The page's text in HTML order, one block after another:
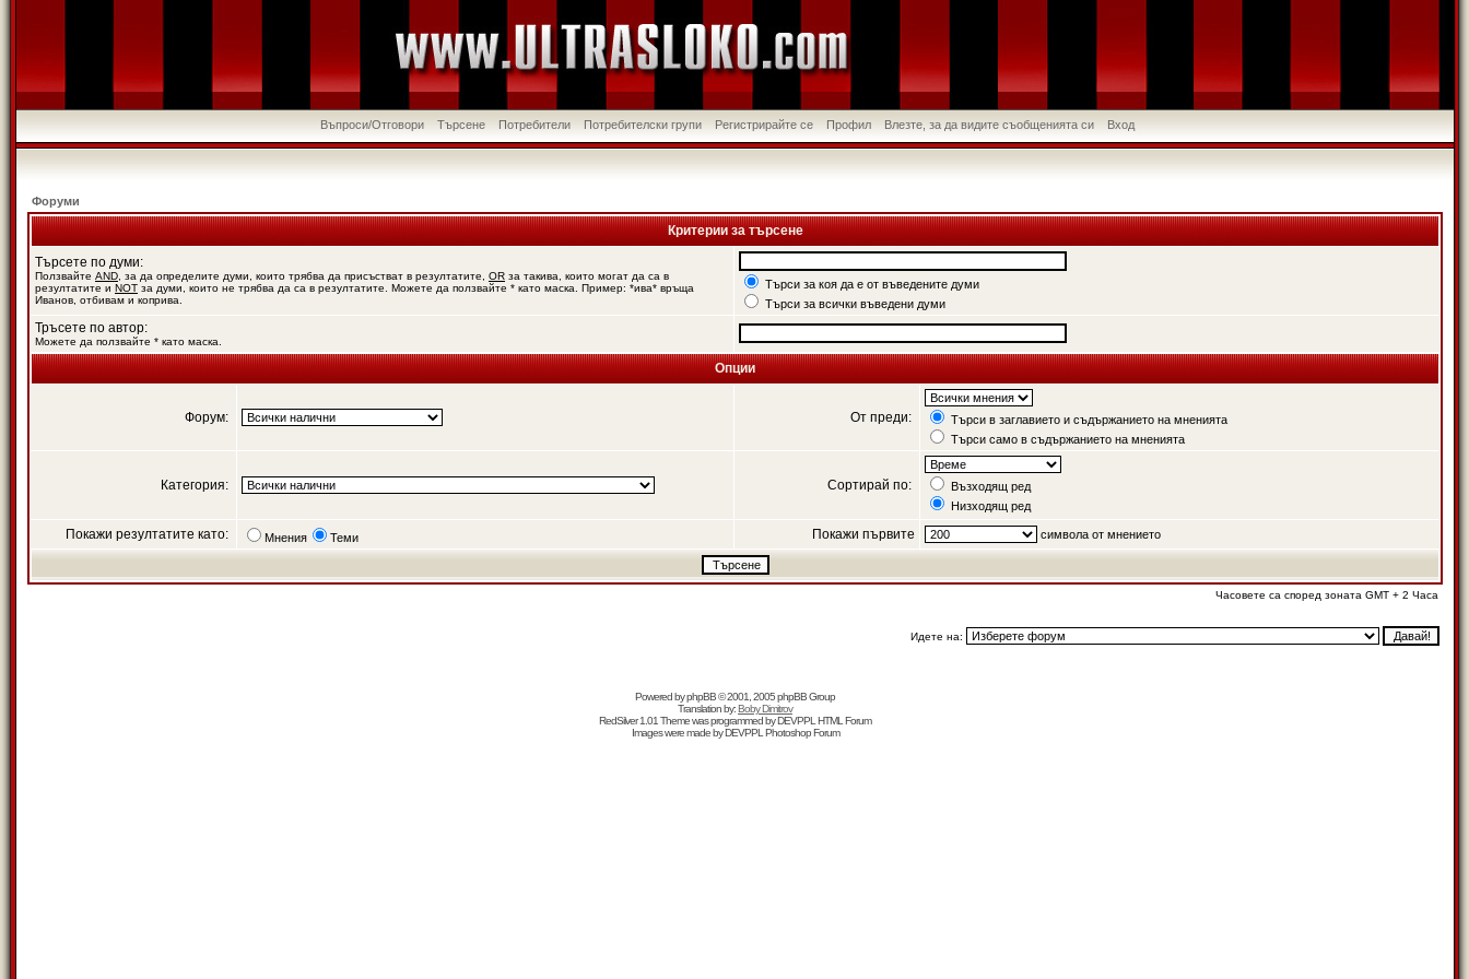
Въпроси/Отговори Търсене Потребители Потребителски групи Регистрирайте се Профил Влезте, за да видите съобщенията си Вход
Форуми
Критерии за търсене
Търсете по думи:
Ползвайте AND , за да определите думи, които трябва да присъстват в резултатите, OR за такива, които могат да са в
резултатите и NOT за думи, които не трябва да са в резултатите. Можете да ползвайте * като маска. Пример: *ива* връща
Иванов, отбивам и коприва.
Търси за коя да е от въведените думи
Търси за всички въведени думи
Тръсете по автор:
Можете да ползвайте * като маска.
Опции
Форум: От преди:
Търси в заглавието и съдържанието на мненията
Търси само в съдържанието на мненията
Категория: Сортирай по:
Възходящ ред
Низходящ ред
Покажи резултатите като: Мнения Теми Покажи първите символа от мнението
Часовете са според зоната GMT + 2 Часа
Идете на:
Powered byphpBB© 2001, 2005 phpBB Group
Translation by:Boby Dimitrov
RedSilver 1.01 Theme was programmed byDEVPPL HTML Forum
Images were made byDEVPPL Photoshop Forum